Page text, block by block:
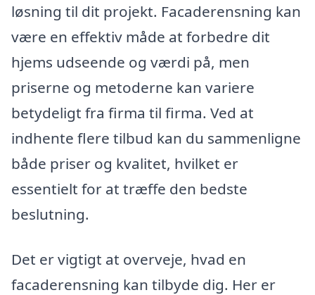
løsning til dit projekt. Facaderensning kan
være en effektiv måde at forbedre dit
hjems udseende og værdi på, men
priserne og metoderne kan variere
betydeligt fra firma til firma. Ved at
indhente flere tilbud kan du sammenligne
både priser og kvalitet, hvilket er
essentielt for at træffe den bedste
beslutning.
Det er vigtigt at overveje, hvad en
facaderensning kan tilbyde dig. Her er